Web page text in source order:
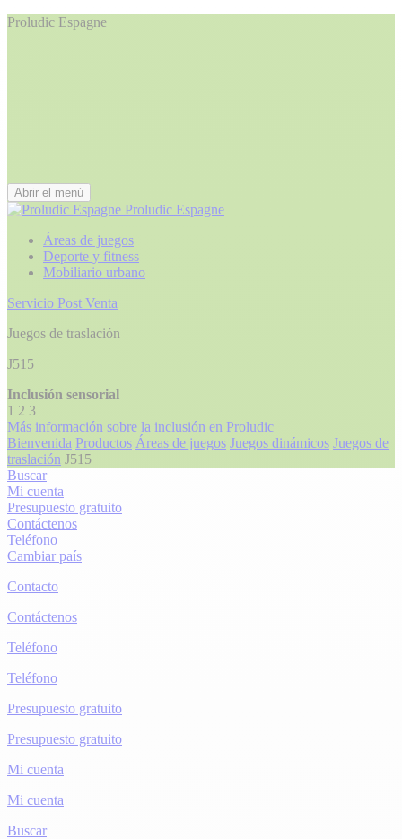
Proludic Espagne
Abrir el menú
Proludic Espagne
Áreas de juegos
Deporte y fitness
Mobiliario urbano
Servicio Post Venta
Juegos de traslación
J515
Inclusión sensorial
1 2 3
Más información sobre la inclusión en Proludic
Bienvenida Productos Áreas de juegos Juegos dinámicos Juegos de
traslación J515
Buscar
Mi cuenta
Presupuesto gratuito
Contáctenos
Teléfono
Cambiar país
Contacto
Contáctenos
Teléfono
Teléfono
Presupuesto gratuito
Presupuesto gratuito
Mi cuenta
Mi cuenta
Buscar